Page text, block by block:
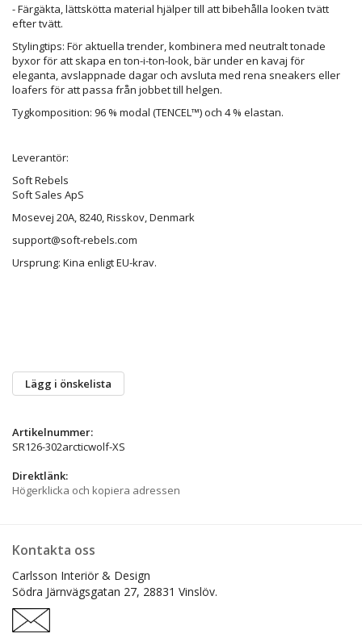
- Färgäkta, lättskötta material hjälper till att bibehålla looken tvätt
efter tvätt.
Stylingtips: För aktuella trender, kombinera med neutralt tonade
byxor för att skapa en ton-i-ton-look, bär under en kavaj för
eleganta, avslappnade dagar och avsluta med rena sneakers eller
loafers för att passa från jobbet till helgen.
Tygkomposition: 96 % modal (TENCEL™) och 4 % elastan.
Leverantör:
Soft Rebels
Soft Sales ApS
Mosevej 20A, 8240, Risskov, Denmark
support@soft-rebels.com
Ursprung: Kina enligt EU-krav.
Lägg i önskelista
Artikelnummer:
SR126-302arcticwolf-XS
Direktlänk:
Högerklicka och kopiera adressen
Kontakta oss
Carlsson Interiör & Design
Södra Järnvägsgatan 27, 28831 Vinslöv.